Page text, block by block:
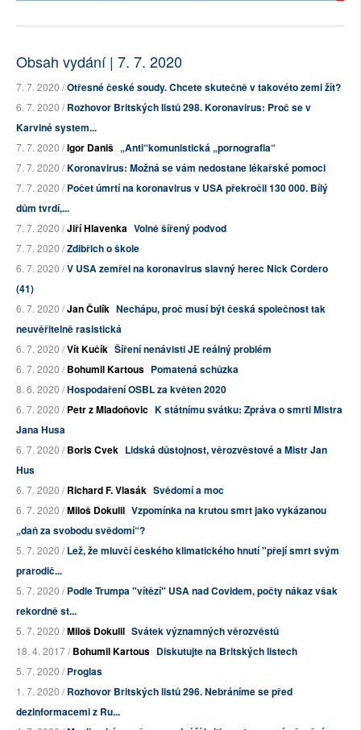
Obsah vydání | 7. 7. 2020
7. 7. 2020 /Otřesné české soudy. Chcete skutečně v takovéto zemi žít?
6. 7. 2020 /Rozhovor Britských listů 298. Koronavirus: Proč se v
Karviné system...
7. 7. 2020 /Igor Daniš „Anti“komunistická „pornografia“
7. 7. 2020 /Koronavirus: Možná se vám nedostane lékařské pomoci
7. 7. 2020 /Počet úmrtí na koronavirus v USA překročil 130 000. Bílý
dům tvrdí,...
7. 7. 2020 /Jiří Hlavenka Volně šířený podvod
7. 7. 2020 /Zdibřich o škole
6. 7. 2020 /V USA zemřel na koronavirus slavný herec Nick Cordero
(41)
6. 7. 2020 /Jan Čulík Nechápu, proč musí být česká společnost tak
neuvěřitelně rasistická
6. 7. 2020 /Vít Kučík Šíření nenávisti JE reálný problém
6. 7. 2020 /Bohumil Kartous Pomatená schůzka
8. 6. 2020 /Hospodaření OSBL za květen 2020
6. 7. 2020 /Petr z Mladoňovic K státnímu svátku: Zpráva o smrti Mistra
Jana Husa
6. 7. 2020 /Boris Cvek Lidská důstojnost, věrozvěstové a Mistr Jan
Hus
6. 7. 2020 /Richard F. Vlasák Svědomí a moc
6. 7. 2020 /Miloš Dokulil Vzpomínka na krutou smrt jako vykázanou
„daň za svobodu svědomí“?
5. 7. 2020 /Lež, že mluvčí českého klimatického hnutí "přejí smrt svým
prarodič...
5. 7. 2020 /Podle Trumpa "vítězí" USA nad Covidem, počty nákaz však
rekordně st...
5. 7. 2020 /Miloš Dokulil Svátek významných věrozvěstů
18. 4. 2017 /Bohumil Kartous Diskutujte na Britských listech
5. 7. 2020 /Proglas
1. 7. 2020 /Rozhovor Britských listů 296. Nebráníme se před
dezinformacemi z Ru...